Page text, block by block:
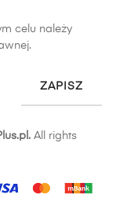
celu należy
ZAPISZ
All rights